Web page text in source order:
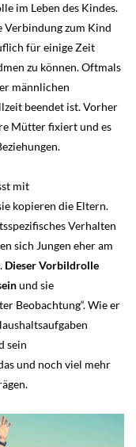
im Leben des Kindes.
Verbindung zum Kind
für einige Zeit
zu können. Oftmals
männlichen
beendet ist. Vorher
Mütter fixiert und es
mit
kopieren die Eltern.
Verhalten
sich Jungen eher am
Dieser Vorbildrolle
und sie
Beobachtung“. Wie er
sein
und noch viel mehr